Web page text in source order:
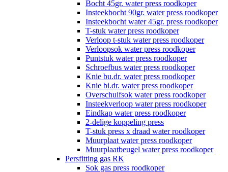
Bocht 45gr. water press roodkoper
Insteekbocht 90gr. water press roodkoper
Insteekbocht water 45gr. press roodkoper
T-stuk water press roodkoper
Verloop t-stuk water press roodkoper
Verloopsok water press roodkoper
Puntstuk water press roodkoper
Schroefbus water press roodkoper
Knie bu.dr. water press roodkoper
Knie bi.dr. water press roodkoper
Overschuifsok water press roodkoper
Insteekverloop water press roodkoper
Eindkap water press roodkoper
2-delige koppeling press
T-stuk press x draad water roodkoper
Muurplaat water press roodkoper
Muurplaatbeugel water press roodkoper
Persfitting gas RK
Sok gas press roodkoper